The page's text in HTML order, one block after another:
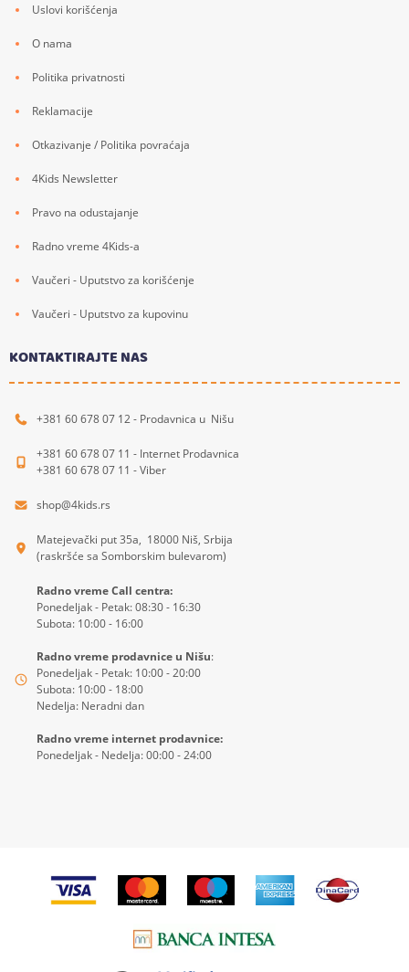
Uslovi korišćenja
O nama
Politika privatnosti
Reklamacije
Otkazivanje / Politika povraćaja
4Kids Newsletter
Pravo na odustajanje
Radno vreme 4Kids-a
Vaučeri - Uputstvo za korišćenje
Vaučeri - Uputstvo za kupovinu
KONTAKTIRAJTE NAS
+381 60 678 07 12 - Prodavnica u Nišu
+381 60 678 07 11 - Internet Prodavnica
+381 60 678 07 11 - Viber
shop@4kids.rs
Matejevački put 35a, 18000 Niš, Srbija
(raskršće sa Somborskim bulevarom)
Radno vreme Call centra:
Ponedeljak - Petak: 08:30 - 16:30
Subota: 10:00 - 16:00
Radno vreme prodavnice u Nišu:
Ponedeljak - Petak: 10:00 - 20:00
Subota: 10:00 - 18:00
Nedelja: Neradni dan
Radno vreme internet prodavnice:
Ponedeljak - Nedelja: 00:00 - 24:00